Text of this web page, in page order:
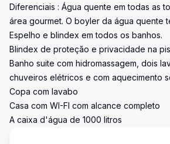
Diferenciais : Água quente em todas as
área gourmet. O boyler da água quente
Espelho e blindex em todos os banhos.
Blindex de proteção e privacidade na
Banho suite com hidromassagem, dois
chuveiros elétricos e com aquecimento
Copa com lavabo
Casa com WI-FI com alcance completo
A caixa d'água de 1000 litros